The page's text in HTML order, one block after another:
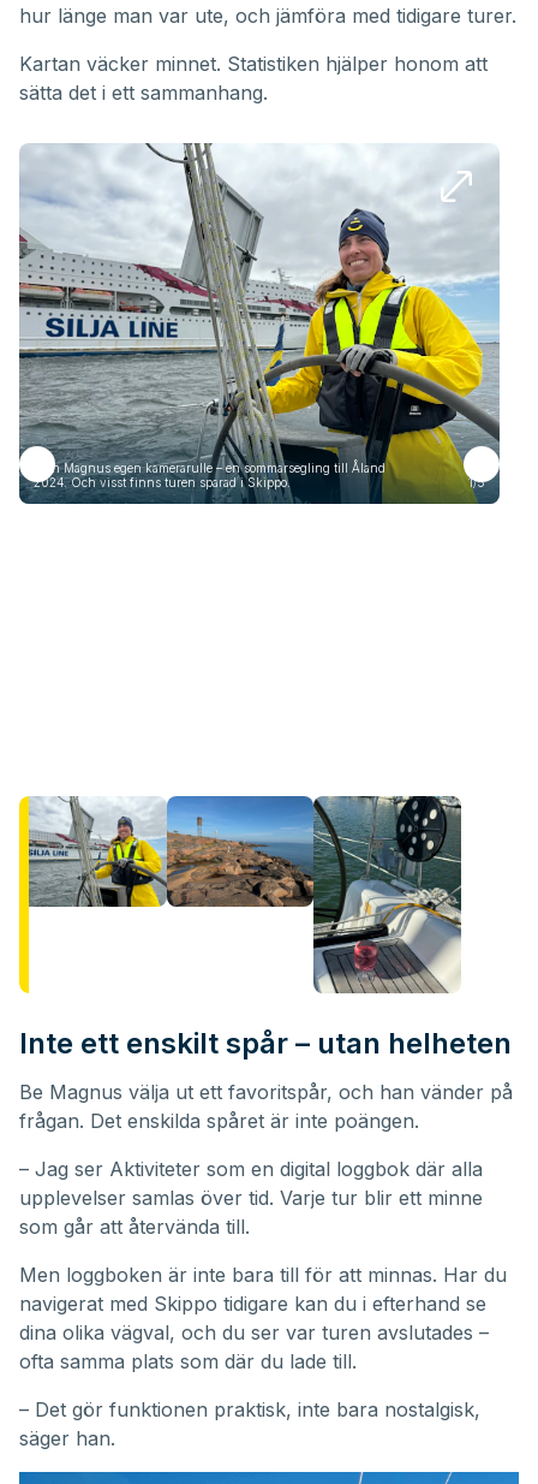
hur länge man var ute, och jämföra med tidigare turer.
Kartan väcker minnet. Statistiken hjälper honom att
sätta det i ett sammanhang.
Från Magnus egen kamerarulle – en sommarsegling till Åland
2024. Och visst finns turen sparad i Skippo.
1/5
Inte ett enskilt spår – utan helheten
Be Magnus välja ut ett favoritspår, och han vänder på
frågan. Det enskilda spåret är inte poängen.
– Jag ser Aktiviteter som en digital loggbok där alla
upplevelser samlas över tid. Varje tur blir ett minne
som går att återvända till.
Men loggboken är inte bara till för att minnas. Har du
navigerat med Skippo tidigare kan du i efterhand se
dina olika vägval, och du ser var turen avslutades –
ofta samma plats som där du lade till.
– Det gör funktionen praktisk, inte bara nostalgisk,
säger han.